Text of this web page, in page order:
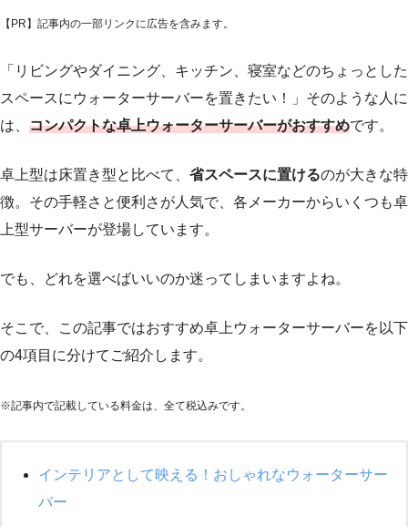
【PR】 記事内の一部リンクに広告を含みます。
「リビングやダイニング、キッチン、寝室などのちょっとした
スペースにウォーターサーバーを置きたい！」そのような人に
は、 コンパクトな卓上ウォーターサーバーがおすすめです。
卓上型は床置き型と比べて、 省スペースに置けるのが大きな特
徴。その手軽さと便利さが人気で、各メーカーからいくつも卓
上型サーバーが登場しています。
でも、どれを選べばいいのか迷ってしまいますよね。
そこで、この記事ではおすすめ卓上ウォーターサーバーを以下
の4項目に分けてご紹介します。
※記事内で記載している料金は、全て税込みです。
インテリアとして映える！おしゃれなウォーターサー
バー